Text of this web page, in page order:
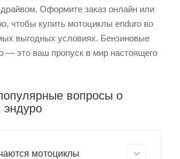
Оформите заказ онлайн или
чтобы купить мотоциклы enduro во
выгодных условиях. Бензиновые
— это ваш пропуск в мир настоящего
вопросы о
эндуро
мотоциклы